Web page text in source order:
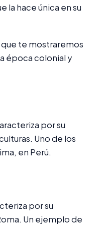
la hace única en su
que te mostraremos
época colonial y
por su
Uno de los
en Perú.
por su
Un ejemplo de